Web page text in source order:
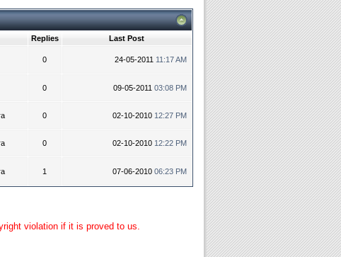
Replies
Last Post
0 24-05-2011 11:17 AM
0 09-05-2011 03:08 PM
0 02-10-2010 12:27 PM
0 02-10-2010 12:22 PM
1 07-06-2010 06:23 PM
violation if it is proved to us.